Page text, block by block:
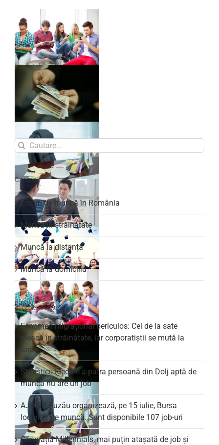
Search
for:
Categorii
Locuri de muncă în România
Muncă în străinătate
Muncă la distanță
Muncă la domiciliu
Articole recente
Fenomen migrațional periculos: Cei de la sate
pleacă în străinătate, iar corporatiștii se mută la
țară
Statistici: Fiecare a patra persoană din Dolj aptă de
muncă nu are un job
AJOFM Buzău organizează, pe 15 iulie, Bursa
locurilor de muncă. Sunt disponibile 107 job-uri
Generația Millennials, mai puțin atașată de job și